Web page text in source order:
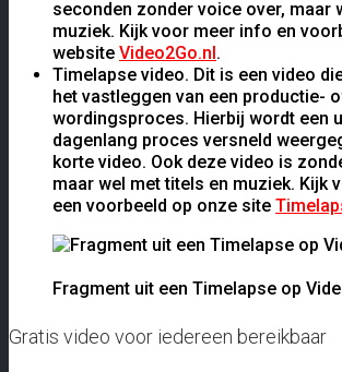
seconden zonder voice over, maar
muziek. Kijk voor meer info en
website Video2Go.nl.
Timelapse video. Dit is een video
het vastleggen van een productie-
wordingsproces. Hierbij wordt een
dagenlang proces versneld
korte video. Ook deze video is
maar wel met titels en muziek. Kijk
een voorbeeld op onze site
Fragment uit een Timelapse op
Gratis video voor iedereen bereikbaar